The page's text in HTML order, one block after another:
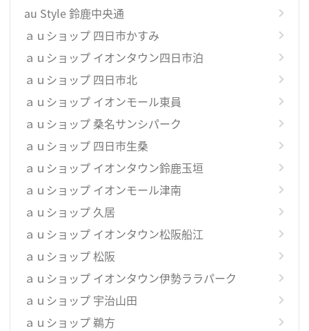
au Style 鈴鹿中央通
ａｕショップ 四日市かすみ
ａｕショップ イオンタウン四日市泊
ａｕショップ 四日市北
ａｕショップ イオンモール東員
ａｕショップ 桑名サンシパーク
ａｕショップ 四日市生桑
ａｕショップ イオンタウン鈴鹿玉垣
ａｕショップ イオンモール津南
ａｕショップ 久居
ａｕショップ イオンタウン松阪船江
ａｕショップ 松阪
ａｕショップ イオンタウン伊勢ララパーク
ａｕショップ 宇治山田
ａｕショップ 鵜方